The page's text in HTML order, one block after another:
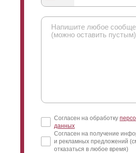
смотреть с лицевой стороны, то
небо, а не участок. А вот с
забора обзор будет, наоборот,
часть пространства. Поэтому с
Согласен на обработку
данных
Согласен на получение
и рекламных предложений
отказаться в любое время)